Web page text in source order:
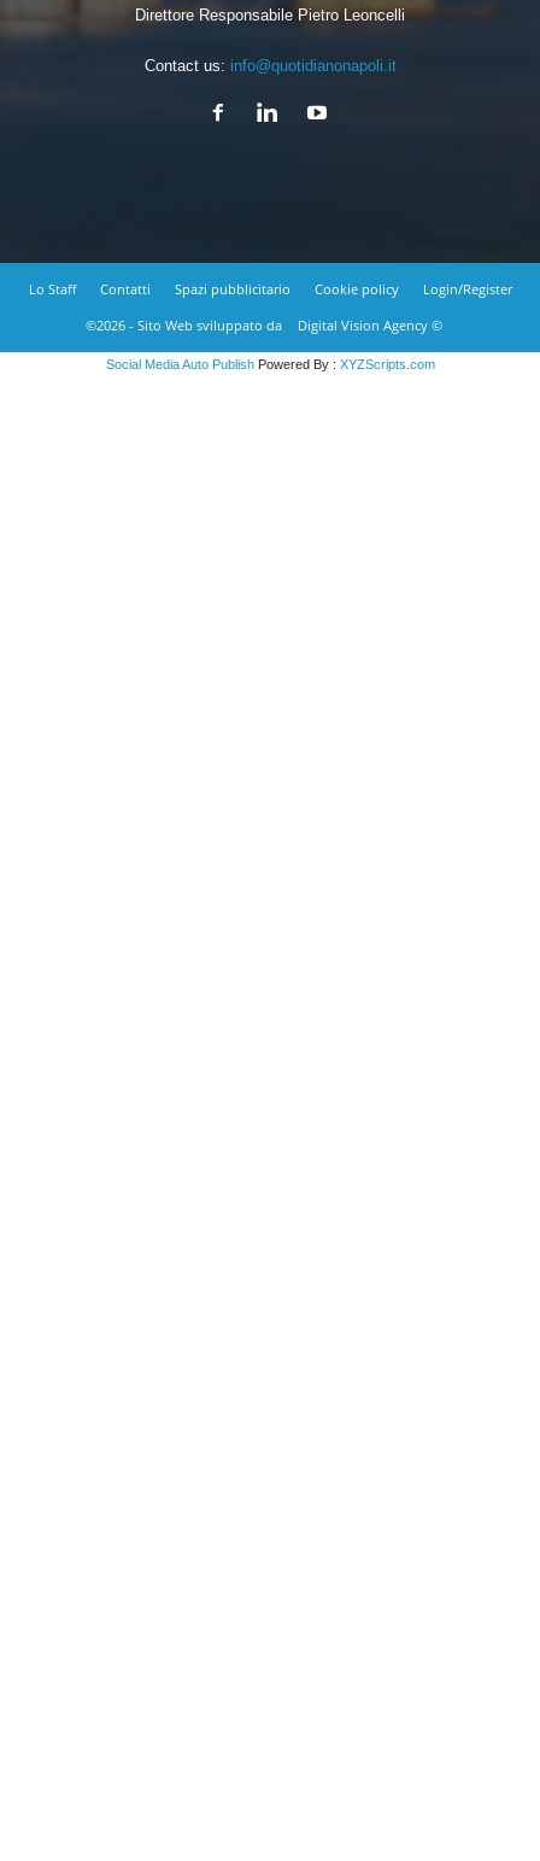
Direttore Responsabile Pietro Leoncelli
Contact us: info@quotidianonapoli.it
Lo Staff Contatti Spazi pubblicitario Cookie policy
Login/Register
©2026 - Sito Web sviluppato da
Digital Vision Agency ©
Social Media Auto PublishPowered By : XYZScripts.com